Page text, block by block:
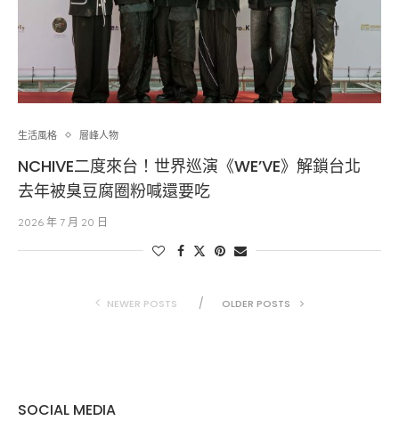
生活風格 層峰⼈物
NCHIVE二度來台！世界巡演《WE’VE》解鎖台北
去年被臭豆腐圈粉喊還要吃
2026 年 7 月 20 日
NEWER POSTS OLDER POSTS
SOCIAL MEDIA